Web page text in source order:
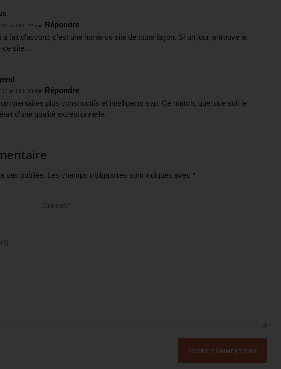
at 13 h 22 min Répondre
à fait d'accord, c'est une honte ce site de toute façon. Si un jour je trouve le
ce site…
at 13 h 33 min Répondre
plus constructifs et intelligents svp. Ce match, quel que soit le
d'une qualité exceptionnelle.
pas publiée. Les champs obligatoires sont indiqués avec *